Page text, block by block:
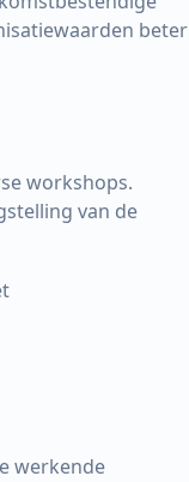
beter
workshops.
van de
werkende